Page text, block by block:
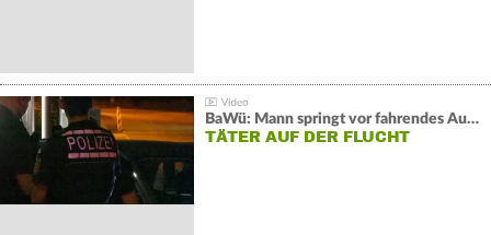
BaWü: Mann springt vor fahrendes Auto und schießt
TÄTER AUF DER FLUCHT